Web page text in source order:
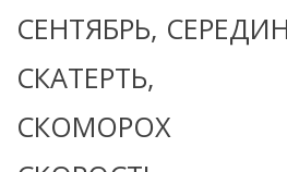
СЕНТЯБРЬ,
СКАТЕРТЬ,
СКОМОРОХ